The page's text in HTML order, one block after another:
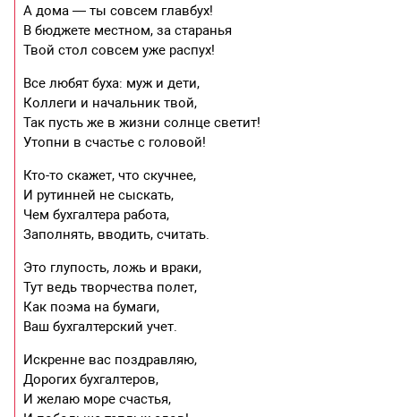
А дома — ты совсем главбух!
В бюджете местном, за старанья
Твой стол совсем уже распух!
Все любят буха: муж и дети,
Коллеги и начальник твой,
Так пусть же в жизни солнце светит!
Утопни в счастье с головой!
Кто-то скажет, что скучнее,
И рутинней не сыскать,
Чем бухгалтера работа,
Заполнять, вводить, считать.
Это глупость, ложь и враки,
Тут ведь творчества полет,
Как поэма на бумаги,
Ваш бухгалтерский учет.
Искренне вас поздравляю,
Дорогих бухгалтеров,
И желаю море счастья,